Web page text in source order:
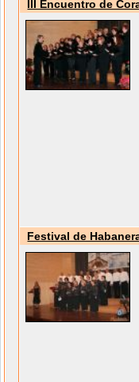
III Encuentro de
Festival de